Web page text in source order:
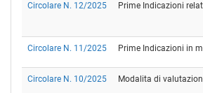
Circolare N. 12/2025 Prime Indicazioni
Circolare N. 11/2025 Prime Indicazioni in
Circolare N. 10/2025 Modalita di